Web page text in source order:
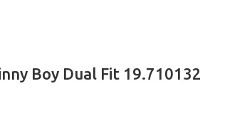
Boy Dual Fit 19.710132